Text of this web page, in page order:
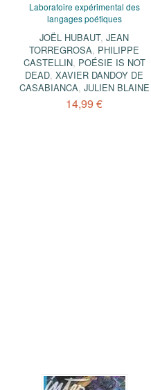
Laboratoire expérimental des
langages poétiques
JOËL HUBAUT,JEAN
TORREGROSA, PHILIPPE
CASTELLIN, POÉSIE IS NOT
DEAD,XAVIER DANDOY DE
CASABIANCA, JULIEN BLAINE
14,99 €